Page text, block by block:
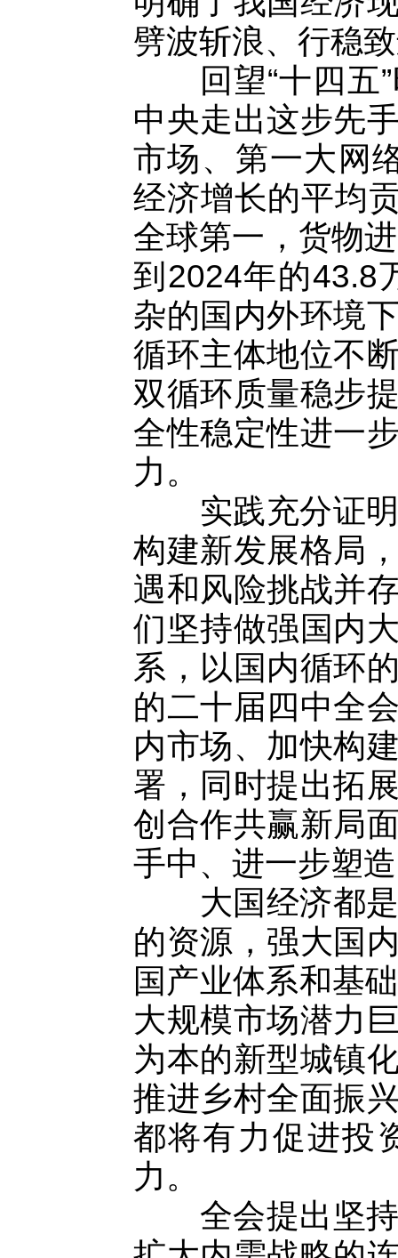
劈波斩浪、行稳
回望“十四五”
中央走出这步先
市场、第一大网
经济增长的平均
全球第一，货物
到2024年的
杂的国内外环境
循环主体地位不
双循环质量稳步
全性稳定性进一
力。
实践充分证明
构建新发展格局
遇和风险挑战并
们坚持做强国内
系，以国内循环
的二十届四中全
内市场、加快构
署，同时提出拓
创合作共赢新局
手中、进一步塑
大国经济都是
的资源，强大国
国产业体系和基
大规模市场潜力
为本的新型城镇
推进乡村全面振
都将有力促进投
力。
全会提出坚持